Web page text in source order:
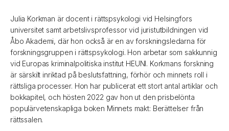
Julia Korkman är docent i rättspsykologi vid Helsingfors
universitet samt arbetslivsprofessor vid juristutbildningen vid
Åbo Akademi, där hon också är en av forskningsledarna för
forskningsgruppen i rättspsykologi. Hon arbetar som sakkunnig
vid Europas kriminalpolitiska institut HEUNI. Korkmans forskning
är särskilt inriktad på beslutsfattning, förhör och minnets roll i
rättsliga processer. Hon har publicerat ett stort antal artiklar och
bokkapitel, och hösten 2022 gav hon ut den prisbelönta
populärvetenskapliga boken Minnets makt: Berättelser från
rättssalen.